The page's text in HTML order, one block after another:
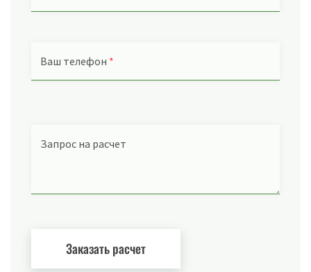
Ваш телефон *
Запрос на расчет